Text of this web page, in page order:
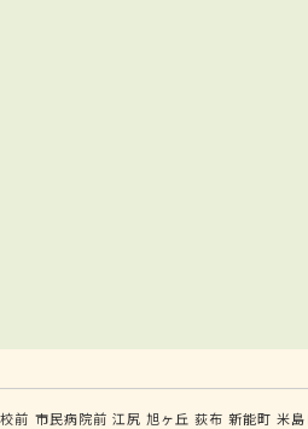
前 市民病院前 江尻 旭ヶ丘 荻布 新能町 米島